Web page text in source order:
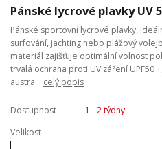
Pánské lycrové plavky UV
Pánské sportovní lycrové plavky,
surfování, jachting nebo plážový
materiál zajišťuje optimální volnost
trvalá ochrana proti UV záření UPF50
austra... celý popis
Dostupnost
1 - 2 týdny
Velikost